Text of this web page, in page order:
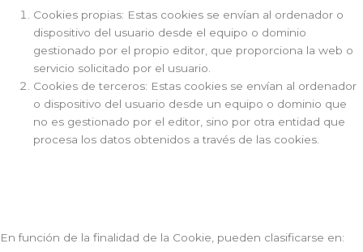
Cookies propias: Estas cookies se envían al ordenador o
dispositivo del usuario desde el equipo o dominio
gestionado por el propio editor, que proporciona la web o
servicio solicitado por el usuario.
Cookies de terceros: Estas cookies se envían al ordenador
o dispositivo del usuario desde un equipo o dominio que
no es gestionado por el editor, sino por otra entidad que
procesa los datos obtenidos a través de las cookies.
En función de la finalidad de la Cookie, pueden clasificarse en: